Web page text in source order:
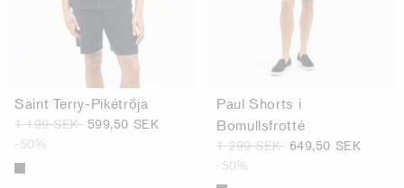
Saint Terry-Pikétröja
1 199 SEK 599,50 SEK
-50%
Paul Shorts i
Bomullsfrotté
1 299 SEK 649,50 SEK
-50%